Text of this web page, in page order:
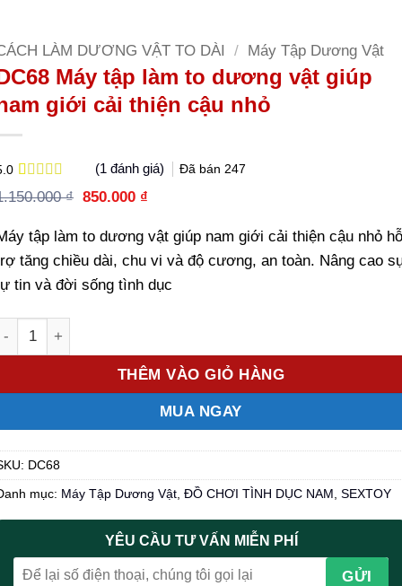
LÀM DƯƠNG VẬT TO DÀI / Máy Tập Dương Vật
Máy tập làm to dương vật giúp
giới cải thiện cậu nhỏ
5.0 trên 5
dựa trên
1
(1 đánh giá) Đã bán 247
₫ Giá
1.150.000 ₫.
850.000 ₫
tại
là:
850.000 ₫.
tập làm to dương vật giúp nam giới cải thiện cậu nhỏ hỗ
tăng chiều dài, chu vi và độ cương, an toàn. Nâng cao
tin và đời sống tình dục
lượng
THÊM VÀO GIỎ HÀNG
MUA NGAY
DC68
mục: Máy Tập Dương Vật ĐỒ CHƠI TÌNH DỤC NAM SEXTOY
YÊU CẦU TƯ VẤN MIỄN PHÍ